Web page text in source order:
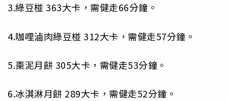
3.綠豆椪 363大卡，需健走66分鐘。
4.咖哩滷肉綠豆椪 312大卡，需健走57分鐘。
5.棗泥月餅 305大卡，需健走53分鐘。
6.冰淇淋月餅 289大卡，需健走52分鐘。